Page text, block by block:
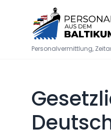
Personalvermittlung,